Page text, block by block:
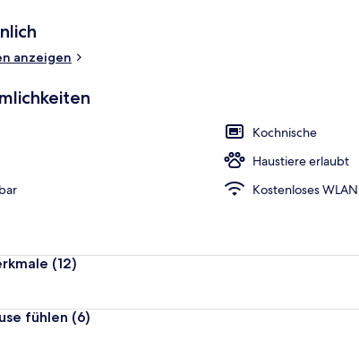
anzeigen
Kochnische
Haustiere erlaubt
Kostenloses WLAN
(12)
fühlen (6)